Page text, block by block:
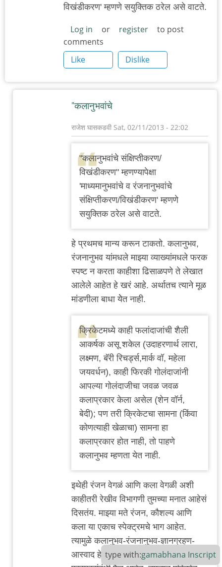
विखंडीकरण' म्हणणे सयुक्तिक ठरेल असे वाटते.
Log in or register
to post
comments
Like
Dislike
"कलानुभवांचे
राजेश घासकडवी Sat, 02/11/2013 - 22:02
In
reply
to
कलानुभवांच्या
by
मिलिंद
"कलानुभवांचे संक्षिप्तीकरण/
विखंडीकरण" म्हणण्यापेक्षा
'माध्यमानुभवांचे व रंजनानुभवांचे
संक्षिप्तीकरण/विखंडीकरण' म्हणणे
सयुक्तिक ठरेल असे वाटते.
हे प्रथमच मान्य करून टाकतो. कलानुभव,
रंजनानुभव यांमधले माझ्या व्याख्यांमधले फरक
स्पष्ट न करता काहीशा ढिसाळपणे ते लेखात
आलेले आहेत हे खरं आहे. अर्थातच त्याने मूळ
मांडणीला बाधा येेत नाही.
क्रिकेटमध्ये काही फलांदाजांची शैली
आकर्षक असू शकेल (उदाहरणार्थ लारा,
लक्ष्मण, बॅरी रिचर्ड्स,मार्क वॉ, महेला
जयवर्धन), काही फिरकी गोलंदाजांनी
आपल्या गोलंदाजीचा जवळ जवळ
कलाप्रकार केला असेल (शेन वॉर्न,
बेदी); पण तरी क्रिकेटचा सामना (किंवा
कोणत्याही खेळाचा) सामना हा
कलाप्रकार होत नाही, तो पाहणे
कलानुभव म्हणता येत नाही.
इथेही रंजन वेगळं आणि कला वेगळी अशी
काहीतरी रेखीव विभागणी तुमच्या मनात आहेसं
दिसतंय. माझ्या मते रंजन, कौशल्य आणि
कला या एकाच स्पेक्ट्रमचे भाग आहेत.
त्यामुळे कलानुभव-रंजनानुभव-ज्ञानग्रहण-
आस्वाद हे एकाच अनुभवविश्वाचे
type with:gamabhana Inscript